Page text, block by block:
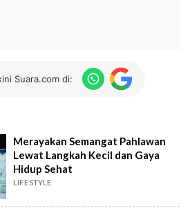
Suara.com di:
Merayakan Semangat Pahlawan
Lewat Langkah Kecil dan Gaya
Hidup Sehat
LIFESTYLE